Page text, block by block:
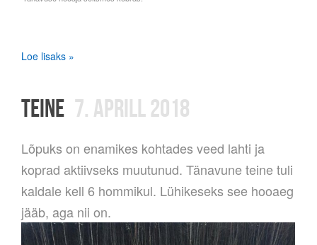
Loe lisaks »
TEINE 7. APRILL 2018
Lõpuks on enamikes kohtades veed lahti ja
koprad aktiivseks muutunud. Tänavune teine tuli
kaldale kell 6 hommikul. Lühikeseks see hooaeg
jääb, aga nii on.